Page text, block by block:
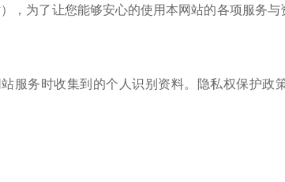
，为了让您能够安心的使用本网站的各项服务
服务时收集到的个人识别资料。隐私权保护政